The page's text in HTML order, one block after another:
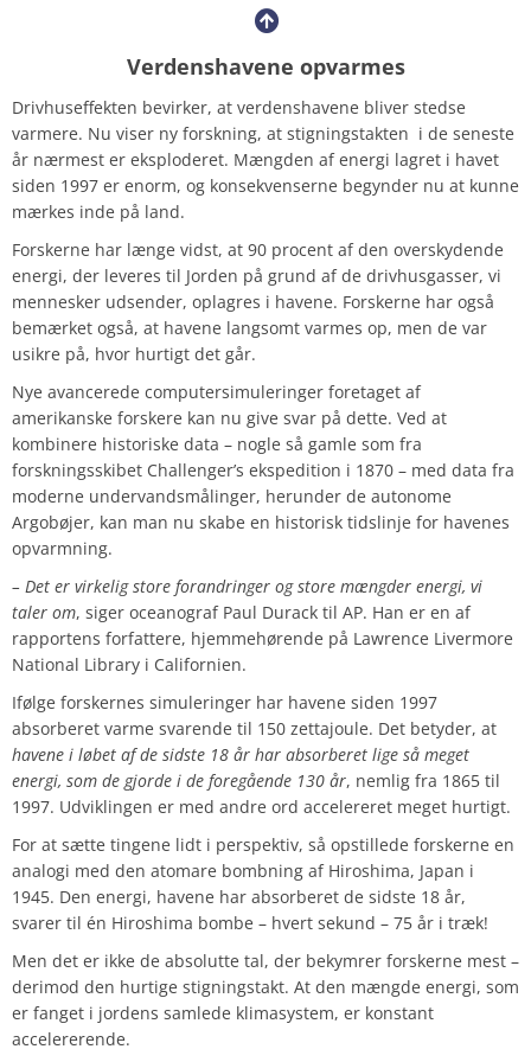
Verdenshavene opvarmes
Drivhuseffekten bevirker, at verdenshavene bliver stedse
varmere. Nu viser ny forskning, at stigningstakten i de seneste
år nærmest er eksploderet. Mængden af ​​energi lagret i havet
siden 1997 er enorm, og konsekvenserne begynder nu at kunne
mærkes inde på land.
Forskerne har længe vidst, at 90 procent af den overskydende
energi, der leveres til Jorden på grund af de drivhusgasser, vi
mennesker udsender, oplagres i havene. Forskerne har også
bemærket også, at havene langsomt varmes op, men de var
usikre på, hvor hurtigt det går.
Nye avancerede computersimuleringer foretaget af
amerikanske forskere kan nu give svar på dette. Ved at
kombinere historiske data – nogle så gamle som fra
forskningsskibet Challenger’s ekspedition i 1870 – med data fra
moderne undervandsmålinger, herunder de autonome
Argobøjer, kan man nu skabe en historisk tidslinje for havenes
opvarmning.
– Det er virkelig store forandringer og store mængder energi, vi
taler om, siger oceanograf Paul Durack til AP. Han er en af ​​
rapportens forfattere, hjemmehørende på Lawrence Livermore
National Library i Californien.
Ifølge forskernes simuleringer har havene siden 1997
absorberet varme svarende til 150 zettajoule. Det betyder, at
havene i løbet af de sidste 18 år har absorberet lige så meget
energi, som de gjorde i de foregående 130 år, nemlig fra 1865 til
1997. Udviklingen er med andre ord accelereret meget hurtigt.
For at sætte tingene lidt i perspektiv, så opstillede forskerne en
analogi med den atomare bombning af ​​Hiroshima, Japan i
1945. Den energi, havene har absorberet de sidste 18 år,
svarer til én Hiroshima bombe – hvert sekund – 75 år i træk!
Men det er ikke de absolutte tal, der bekymrer forskerne mest –
derimod den hurtige stigningstakt. At den mængde energi, som
er fanget i jordens samlede klimasystem, er konstant
accelererende.